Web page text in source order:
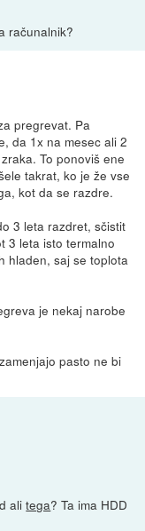
računalnik?
pregrevat. Pa
da 1x na mesec ali 2
To ponoviš ene
takrat, ko je že vse
kot da se razdre.
3 leta razdret, sčistit
3 leta isto termalno
hladen, saj se toplota
je nekaj narobe
pasto ne bi
alitega? Ta ima HDD